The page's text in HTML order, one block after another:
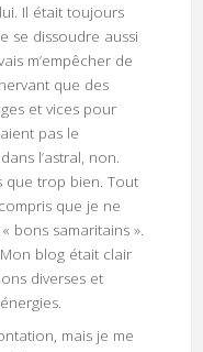
Il était toujours
se dissoudre aussi
m’empêcher de
que des
et vices pour
pas le
l’astral, non.
que trop bien. Tout
que je ne
bons samaritains ».
blog était clair
diverses et
mais je me